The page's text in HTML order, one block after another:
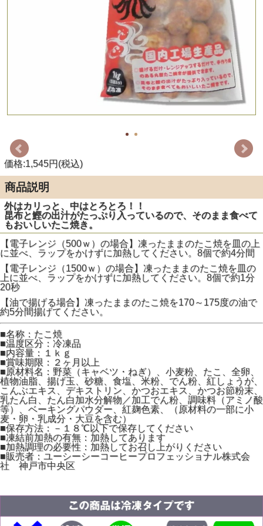
価格:1,545円(税込)
商品説明
外はカリっと、中はとろとろ！！
昆布と鰹の出汁がたっぷり入っているので、そのまま食べて
もおいしいたこ焼き。
【電子レンジ（500ｗ）の場合】凍ったままのたこ焼を皿の上
に並べ、ラップをかけずに加熱してください。8個で約4分間
【電子レンジ（1500ｗ）の場合】凍ったままのたこ焼を皿の
上に並べ、ラップをかけずに加熱してください。8個で約1分
20秒
【油で揚げる場合】凍ったままのたこ焼を170～175度の油で
約5分間揚げてください。
■名称：たこ焼
■温度区分：冷凍品
■内容量：１ｋｇ
■賞味期限：２ヶ月以上
■原材料名：野菜（キャベツ・ねぎ）、小麦粉、たこ、全卵、
植物油脂、揚げ玉、砂糖、食塩、米粉、でん粉、紅しょうが、
こんぶエキス、デキストリン、かつおエキス、かつお節粉末、
乳たん白、たん白加水分解物／加工でん粉、調味料（アミノ酸
等）、ベーキングパウダー、紅麹色素、（原材料の一部に小
麦・卵・乳成分・大豆を含む）
■保存方法：－１８℃以下で保存してください
■凍結前加熱の有無：加熱してあります
■加熱調理の必要性：加熱してお召し上がりください
■販売者：ユーシーシーコーヒープロフェッショナル株式会
社 神戸市中央区